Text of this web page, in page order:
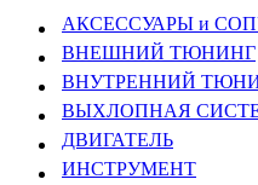
АКСЕССУАРЫ и
ВНЕШНИЙ ТЮНИНГ
ВНУТРЕННИЙ
ВЫХЛОПНАЯ
ДВИГАТЕЛЬ
ИНСТРУМЕНТ